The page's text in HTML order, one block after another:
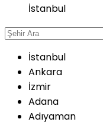
İstanbul
İstanbul
Ankara
İzmir
Adana
Adıyaman